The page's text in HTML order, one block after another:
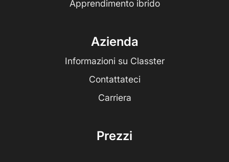
Apprendimento ibrido
Azienda
Informazioni su Classter
Contattateci
Carriera
Prezzi